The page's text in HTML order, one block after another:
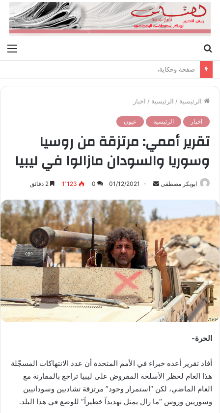
عن
صفحة وحكاية،
الرئيسية / الرئيسية / اخبار
اخبار الرئيسية عيون
تقرير أممي: مرتزقة من روسيا
وسوريا والسودان مازالوا في ليبيا
ابوبكر مصطفى
ل
ر
ي
د
ا
إ
ل
ك
ن
01/12/2021
0 1٬123
الحرة-
أفاد تقرير أعده خبراء في الأمم المتحدة أن عدد الانتهاكات المسجّلة
هذا العام لحظر الأسلحة المفروض على ليبيا تراجع بالمقارنة مع
العام الماضي، لكن “استمرار وجود” مرتزقة تشاديين وسودانيين
وسوريين وروس “ما زال يمثل تهديداً خطيراً” للوضع في هذا البلد.